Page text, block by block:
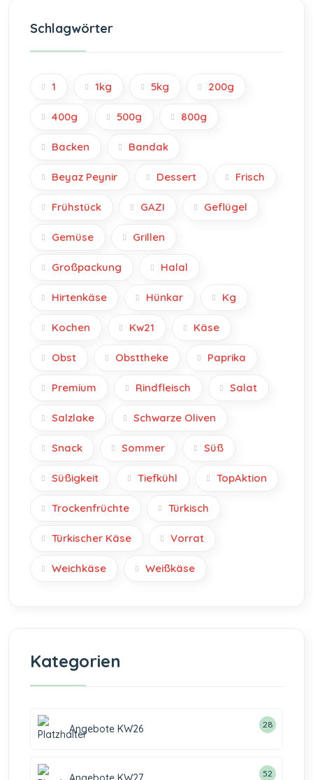
Schlagwörter
1 1kg 5kg 200g
400g 500g 800g
Backen Bandak
Beyaz Peynir Dessert Frisch
Frühstück GAZI Geflügel
Gemüse Grillen
Großpackung Halal
Hirtenkäse Hünkar Kg
Kochen Kw21 Käse
Obst Obsttheke Paprika
Premium Rindfleisch Salat
Salzlake Schwarze Oliven
Snack Sommer Süß
Süßigkeit Tiefkühl TopAktion
Trockenfrüchte Türkisch
Türkischer Käse Vorrat
Weichkäse Weißkäse
Kategorien
Angebote KW26 28
52